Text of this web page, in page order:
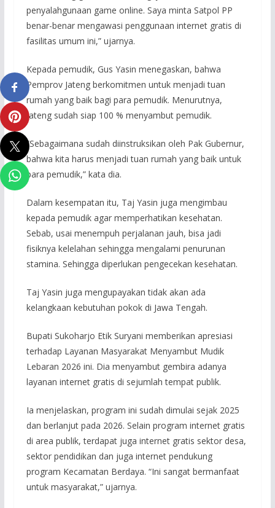
penyalahgunaan game online. Saya minta Satpol PP
benar-benar mengawasi penggunaan internet gratis di
fasilitas umum ini,” ujarnya.
Kepada pemudik, Gus Yasin menegaskan, bahwa
Pemprov Jateng berkomitmen untuk menjadi tuan
rumah yang baik bagi para pemudik. Menurutnya,
Jateng sudah siap 100 % menyambut pemudik.
“Sebagaimana sudah diinstruksikan oleh Pak Gubernur,
bahwa kita harus menjadi tuan rumah yang baik untuk
para pemudik,” kata dia.
Dalam kesempatan itu, Taj Yasin juga mengimbau
kepada pemudik agar memperhatikan kesehatan.
Sebab, usai menempuh perjalanan jauh, bisa jadi
fisiknya kelelahan sehingga mengalami penurunan
stamina. Sehingga diperlukan pengecekan kesehatan.
Taj Yasin juga mengupayakan tidak akan ada
kelangkaan kebutuhan pokok di Jawa Tengah.
Bupati Sukoharjo Etik Suryani memberikan apresiasi
terhadap Layanan Masyarakat Menyambut Mudik
Lebaran 2026 ini. Dia menyambut gembira adanya
layanan internet gratis di sejumlah tempat publik.
Ia menjelaskan, program ini sudah dimulai sejak 2025
dan berlanjut pada 2026. Selain program internet gratis
di area publik, terdapat juga internet gratis sektor desa,
sektor pendidikan dan juga internet pendukung
program Kecamatan Berdaya. “Ini sangat bermanfaat
untuk masyarakat,” ujarnya.